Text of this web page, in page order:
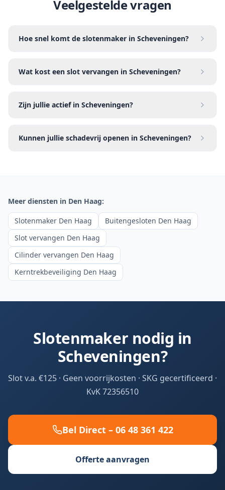
Veelgestelde vragen
Hoe snel komt de slotenmaker in Scheveningen?
Wat kost een slot vervangen in Scheveningen?
Zijn jullie actief in Scheveningen?
Kunnen jullie schadevrij openen in Scheveningen?
Meer diensten in Den Haag:
Slotenmaker Den Haag
Buitengesloten Den Haag
Slot vervangen Den Haag
Cilinder vervangen Den Haag
Kerntrekbeveiliging Den Haag
Slotenmaker nodig in
Scheveningen?
Slot v.a. €125 · Geen voorrijkosten · SKG gecertificeerd ·
KvK 72356510
Bel Direct – 06 48 361 422
Offerte aanvragen